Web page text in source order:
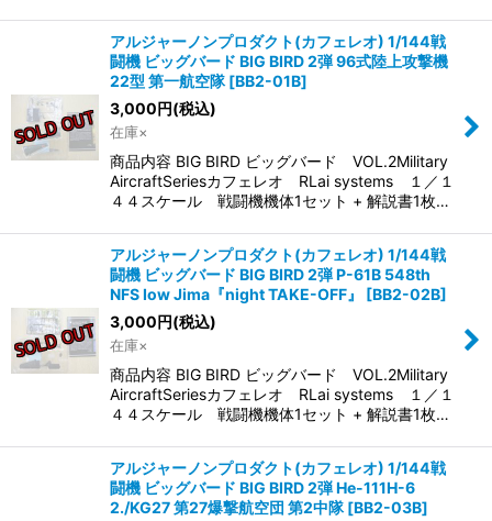
アルジャーノンプロダクト(カフェレオ) 1/144戦
闘機 ビッグバード BIG BIRD 2弾 96式陸上攻撃機
22型 第一航空隊 [BB2-01B]
3,000円(税込)
在庫×
商品内容 BIG BIRD ビッグバード VOL.2Military
AircraftSeriesカフェレオ RLai systems １／１
４４スケール 戦闘機機体1セット + 解説書1枚…
アルジャーノンプロダクト(カフェレオ) 1/144戦
闘機 ビッグバード BIG BIRD 2弾 P-61B 548th
NFS Iow Jima『night TAKE-OFF』
[BB2-02B]
3,000円(税込)
在庫×
商品内容 BIG BIRD ビッグバード VOL.2Military
AircraftSeriesカフェレオ RLai systems １／１
４４スケール 戦闘機機体1セット + 解説書1枚…
アルジャーノンプロダクト(カフェレオ) 1/144戦
闘機 ビッグバード BIG BIRD 2弾 He-111H-6
2./KG27 第27爆撃航空団 第2中隊 [BB2-03B]